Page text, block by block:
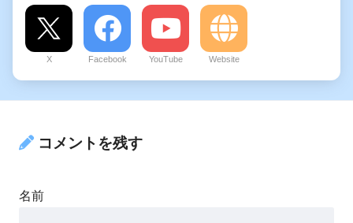
X Facebook YouTube Website
コメントを残す
名前